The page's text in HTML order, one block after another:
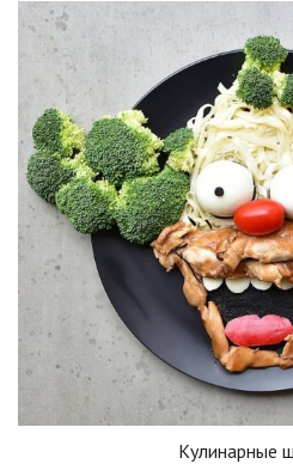
Кулинарные